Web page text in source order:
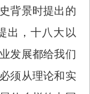
背景时提出的
出，十八大以
发展都给我们
须从理论和实